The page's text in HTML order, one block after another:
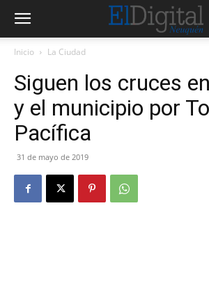
Inicio La Ciudad
Siguen los cruces
y el municipio por
Pacífica
31 de mayo de 2019